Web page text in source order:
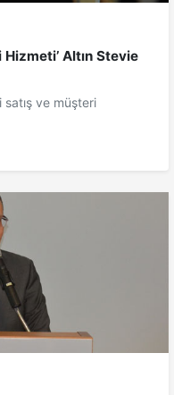
Hizmeti’ Altın Stevie
satış ve müşteri